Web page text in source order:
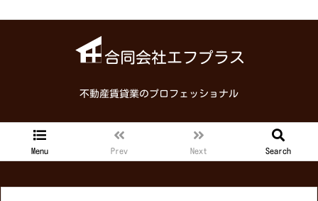
合同会社エフプラス
不動産賃貸業のプロフェッショナル
Menu Prev Next Search